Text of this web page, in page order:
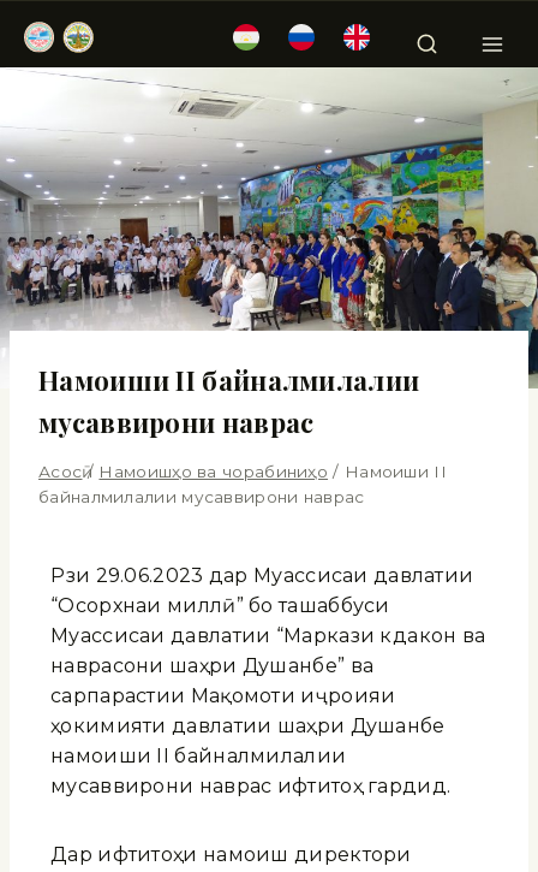
Намоиши II байналмилалии
мусаввирони наврас
Асосӣ / Намоишҳо ва чорабиниҳо / Намоиши II
байналмилалии мусаввирони наврас
Рӯзи 29.06.2023 дар Муассисаи давлатии
“Осорхнаи миллӣ” бо ташаббуси
Муассисаи давлатии “Маркази кӯдакон ва
наврасони шаҳри Душанбе” ва
сарпарастии Мақомоти иҷроияи
ҳокимияти давлатии шаҳри Душанбе
намоиши II байналмилалии
мусаввирони наврас ифтитоҳ гардид.
Дар ифтитоҳи намоиш директори